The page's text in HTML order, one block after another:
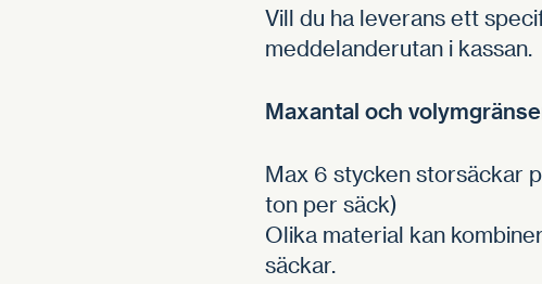
Vill du ha leverans ett
meddelanderutan i kassan.
Maxantal och
Max 6 stycken storsäckar
ton per säck)
Olika material kan
säckar.